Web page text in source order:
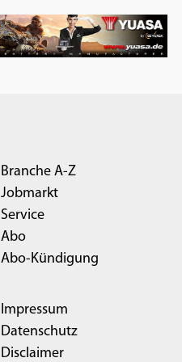
Branche A-Z
Jobmarkt
Service
Abo
Abo-Kündigung
Impressum
Datenschutz
Disclaimer